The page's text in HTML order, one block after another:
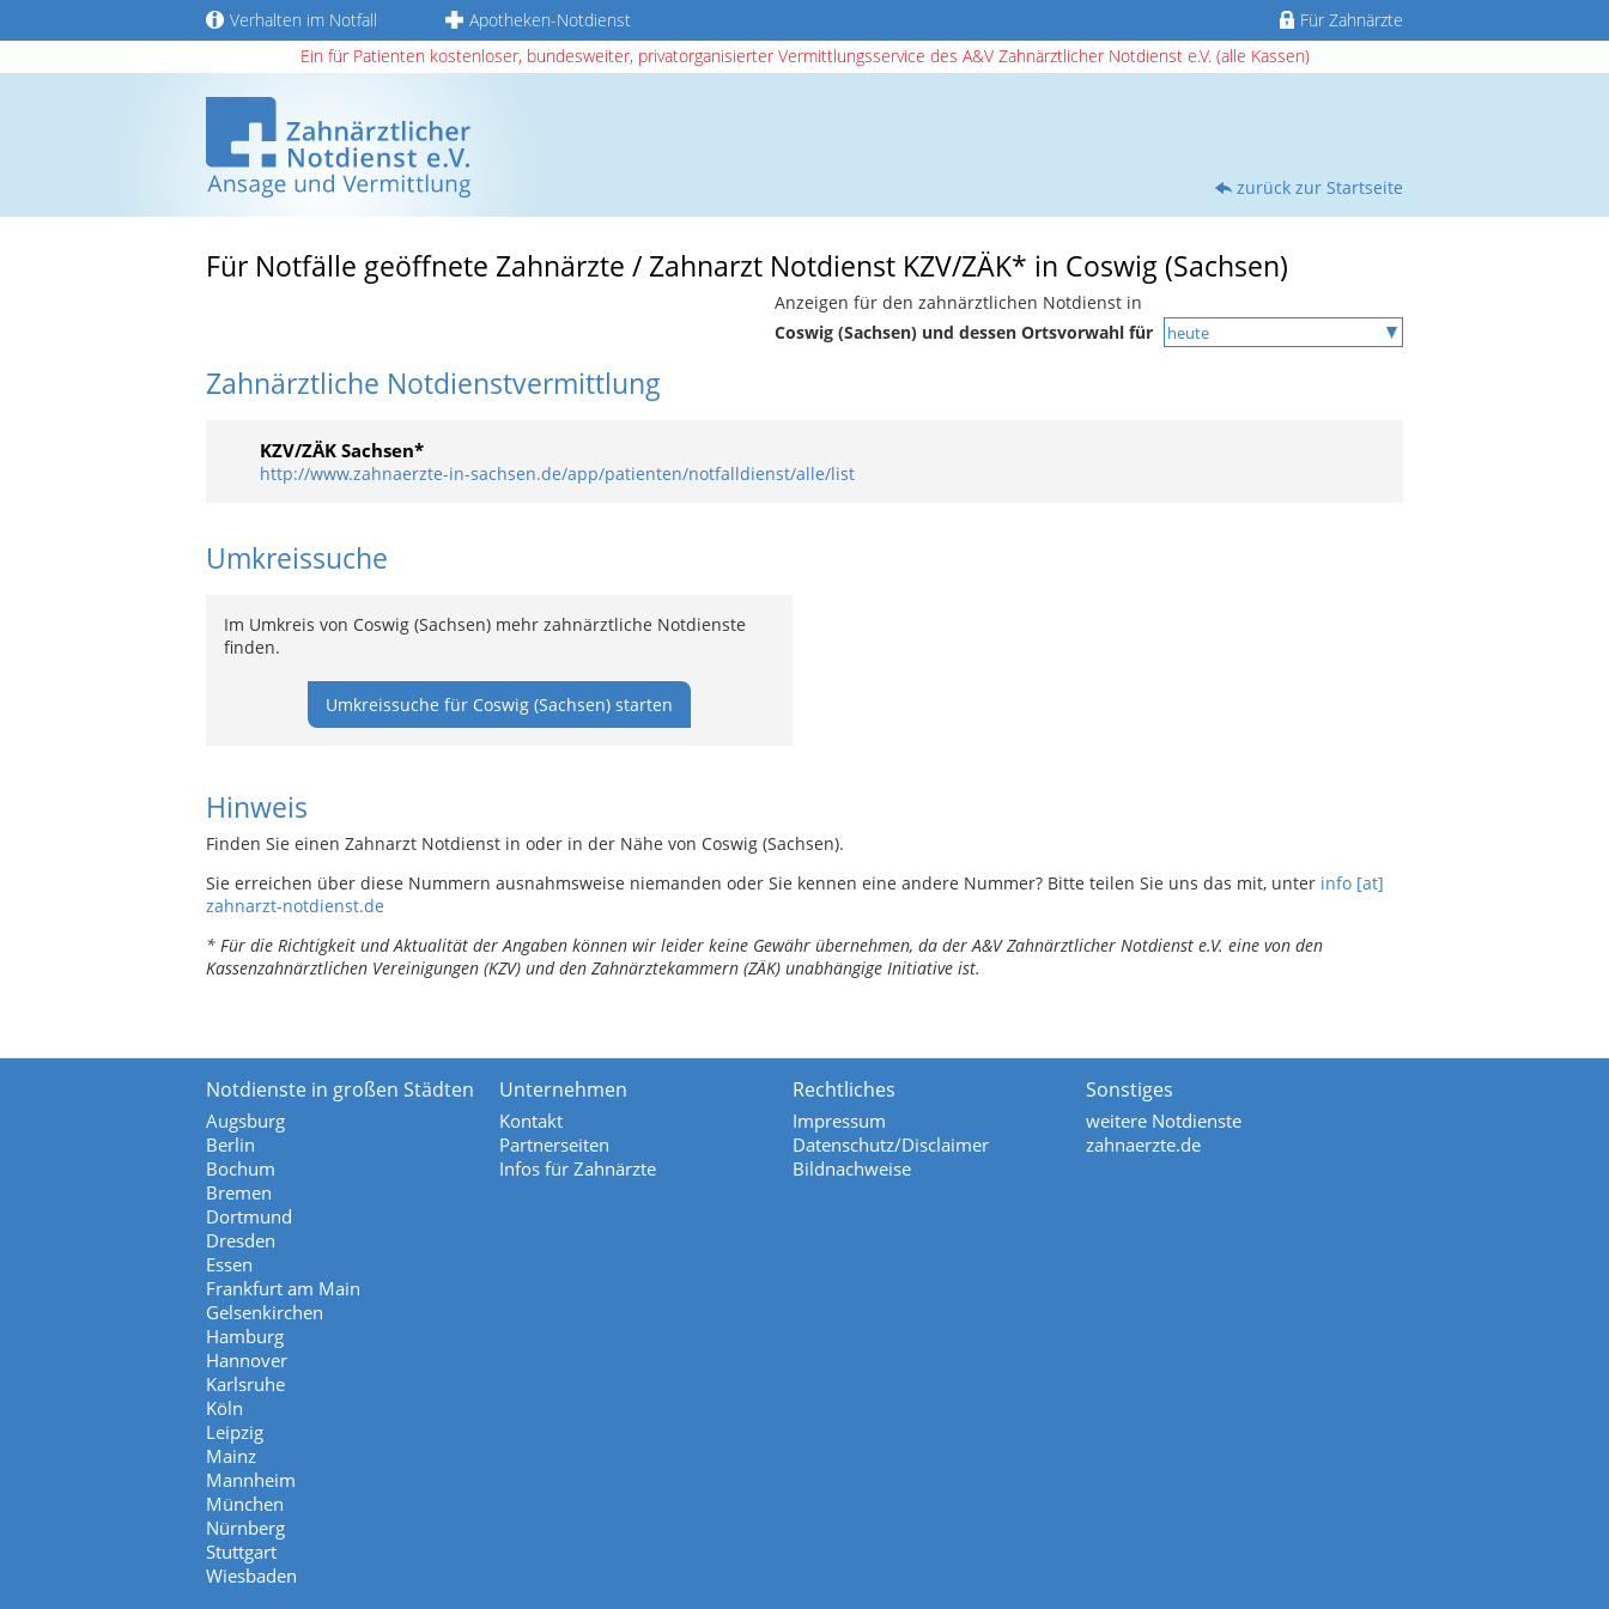
Verhalten im Notfall Apotheken-Notdienst
Für Zahnärzte
Ein für Patienten kostenloser, bundesweiter, privatorganisierter Vermittlungsservice des A&V Zahnärztlicher Notdienst e.V. (alle Kassen)
zurück zur Startseite
Für Notfälle geöffnete Zahnärzte / Zahnarzt Notdienst KZV/ZÄK* in Coswig (Sachsen)
Anzeigen für den zahnärztlichen Notdienst in
Coswig (Sachsen) und dessen Ortsvorwahl für
Zahnärztliche Notdienstvermittlung
KZV/ZÄK Sachsen*
http://www.zahnaerzte-in-sachsen.de/app/patienten/notfalldienst/alle/list
Umkreissuche
Im Umkreis von Coswig (Sachsen) mehr zahnärztliche Notdienste
finden.
Umkreissuche für Coswig (Sachsen) starten
Hinweis
Finden Sie einen Zahnarzt Notdienst in oder in der Nähe von Coswig (Sachsen).
Sie erreichen über diese Nummern ausnahmsweise niemanden oder Sie kennen eine andere Nummer? Bitte teilen Sie uns das mit, unter info [at]
zahnarzt-notdienst.de
* Für die Richtigkeit und Aktualität der Angaben können wir leider keine Gewähr übernehmen, da der A&V Zahnärztlicher Notdienst e.V. eine von den
Kassenzahnärztlichen Vereinigungen (KZV) und den Zahnärztekammern (ZÄK) unabhängige Initiative ist.
Notdienste in großen Städten
Augsburg
Berlin
Bochum
Bremen
Dortmund
Dresden
Essen
Frankfurt am Main
Gelsenkirchen
Hamburg
Hannover
Karlsruhe
Köln
Leipzig
Mainz
Mannheim
München
Nürnberg
Stuttgart
Wiesbaden
Unternehmen
Kontakt
Partnerseiten
Infos für Zahnärzte
Rechtliches
Impressum
Datenschutz/Disclaimer
Bildnachweise
Sonstiges
weitere Notdienste
zahnaerzte.de